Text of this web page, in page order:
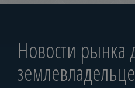
Новости рынка